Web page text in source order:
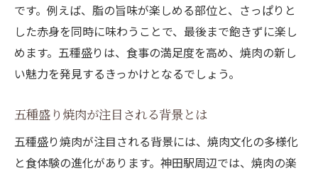
です。例えば、脂の旨味が楽しめる部位と、さっぱりと
した赤身を同時に味わうことで、最後まで飽きずに楽し
めます。五種盛りは、食事の満足度を高め、焼肉の新し
い魅力を発見するきっかけとなるでしょう。
五種盛り焼肉が注目される背景とは
五種盛り焼肉が注目される背景には、焼肉文化の多様化
と食体験の進化があります。神田駅周辺では、焼肉の楽